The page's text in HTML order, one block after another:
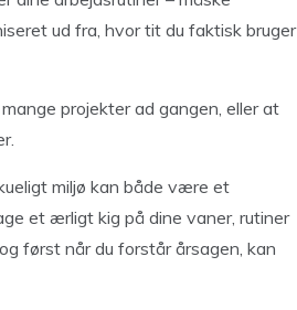
ud fra, hvor tit du faktisk bruger
projekter ad gangen, eller at
miljø kan både være et
et ærligt kig på dine vaner, rutiner
først når du forstår årsagen, kan